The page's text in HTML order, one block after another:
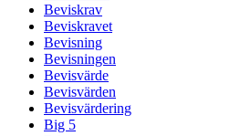
Beviskrav
Beviskravet
Bevisning
Bevisningen
Bevisvärde
Bevisvärden
Bevisvärdering
Big 5